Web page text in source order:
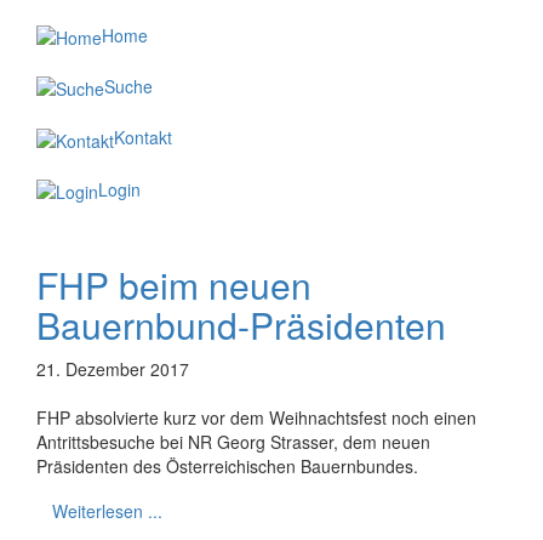
Home
Suche
Kontakt
Login
FHP beim neuen
Bauernbund-Präsidenten
21. Dezember 2017
FHP absolvierte kurz vor dem Weihnachtsfest noch einen
Antrittsbesuche bei NR Georg Strasser, dem neuen
Präsidenten des Österreichischen Bauernbundes.
Weiterlesen ...